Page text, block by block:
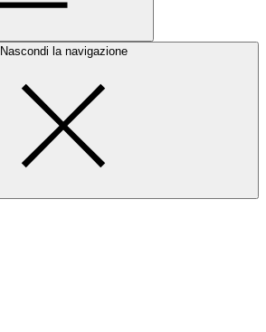
Nascondi la navigazione